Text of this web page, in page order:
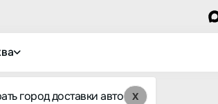
город доставки авто X